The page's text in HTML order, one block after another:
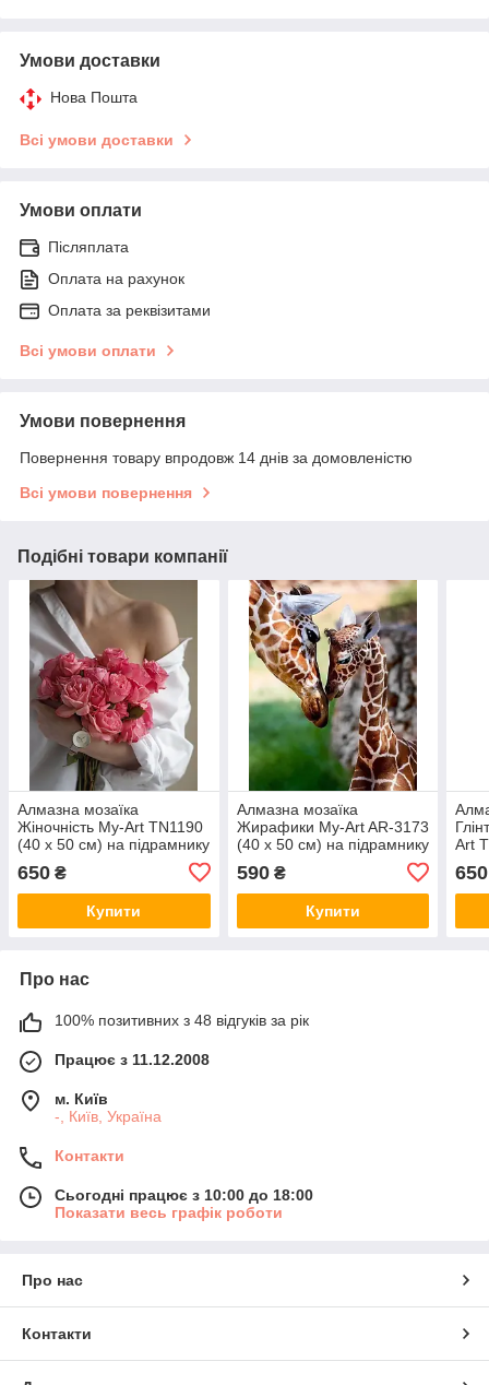
Умови доставки
Нова Пошта
Всі умови доставки
Умови оплати
Післяплата
Оплата на рахунок
Оплата за реквізитами
Всі умови оплати
Умови повернення
Повернення товару впродовж 14 днів за домовленістю
Всі умови повернення
Подібні товари компанії
Алмазна мозаїка
Жіночність My-Art TN1190
(40 x 50 см) на підрамнику
650 ₴
Купити
Алмазна мозаїка
Жирафики My-Art AR-3173
(40 x 50 см) на підрамнику
590₴
Купити
Art
650
Про нас
100% позитивних з 48 відгуків за рік
Працює з 11.12.2008
м. Київ
-, Київ, Україна
Контакти
Сьогодні працює з 10:00 до 18:00
Показати весь графік роботи
Про нас
Контакти